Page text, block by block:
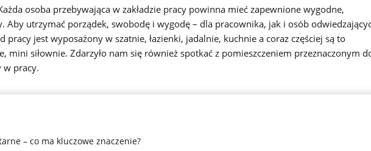
osoba przebywająca w zakładzie pracy powinna mieć zapewnione wygodne,
Aby utrzymać porządek, swobodę i wygodę – dla pracownika, jak i osób
pracy jest wyposażony w szatnie, łazienki, jadalnie, kuchnie a coraz częściej są to
mini siłownie. Zdarzyło nam się również spotkać z pomieszczeniem przeznaczonym
w pracy.
– co ma kluczowe znaczenie?